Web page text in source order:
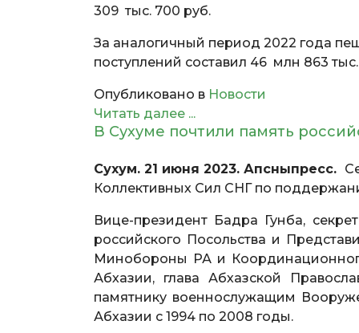
309 тыс. 700 руб.
За аналогичный период 2022 года
поступлений составил 46 млн 863
Опубликовано в Новости
Читать далее ...
В Сухуме почтили память
Сухум. 21 июня 2023. Апсныпресс.
Коллективных Сил СНГ по
Вице-президент Бадра Гунба,
российского Посольства и
Минобороны РА и
Абхазии, глава Абхазской
памятнику военнослужащим
Абхазии с 1994 по 2008 годы.